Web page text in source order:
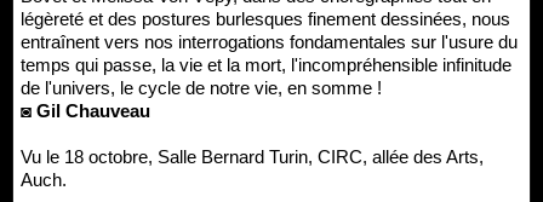
légèreté et des postures burlesques finement dessinées, nous
entraînent vers nos interrogations fondamentales sur l'usure du
temps qui passe, la vie et la mort, l'incompréhensible infinitude
de l'univers, le cycle de notre vie, en somme !
◙ Gil Chauveau
Vu le 18 octobre, Salle Bernard Turin, CIRC, allée des Arts,
Auch.